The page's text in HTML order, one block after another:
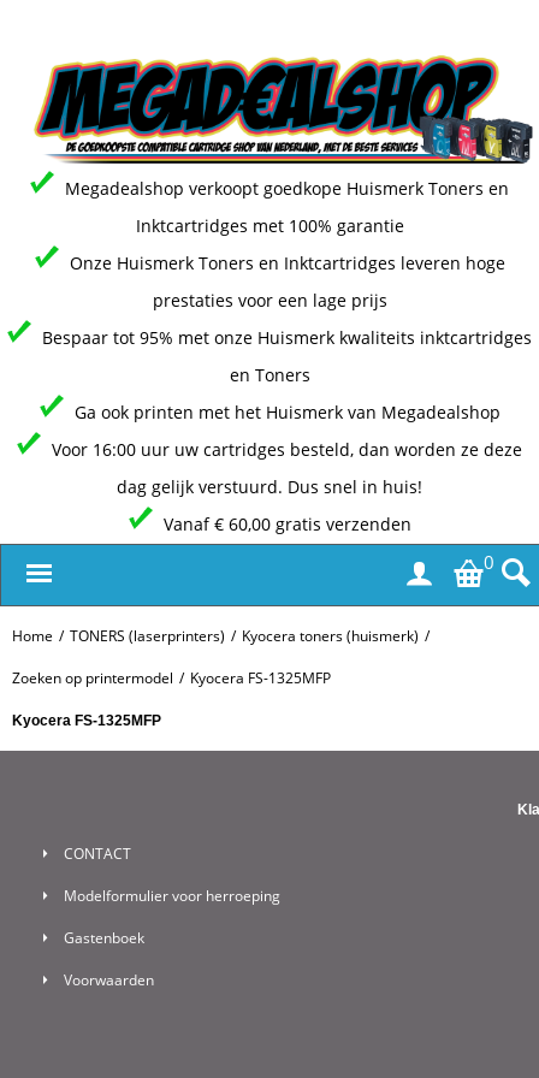
Megadealshop verkoopt goedkope Huismerk Toners en
Inktcartridges met 100% garantie
Onze Huismerk Toners en Inktcartridges leveren hoge
prestaties voor een lage prijs
Bespaar tot 95% met onze Huismerk kwaliteits inktcartridges
en Toners
Ga ook printen met het Huismerk van Megadealshop
Voor 16:00 uur uw cartridges besteld, dan worden ze deze
dag gelijk verstuurd. Dus snel in huis!
Vanaf € 60,00 gratis verzenden
0
Home / TONERS (laserprinters) / Kyocera toners (huismerk) /
Zoeken op printermodel / Kyocera FS-1325MFP
Kyocera FS-1325MFP
CONTACT
Modelformulier voor herroeping
Gastenboek
Voorwaarden